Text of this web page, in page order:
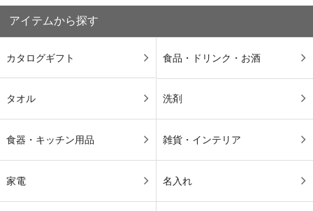
アイテムから探す
カタログギフト 食品・ドリンク・お酒
タオル 洗剤
食器・キッチン用品 雑貨・インテリア
家電 名入れ